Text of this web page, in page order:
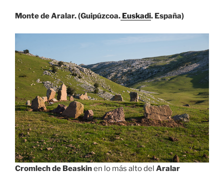
Monte de Aralar. (Guipúzcoa. Euskadi. España)
Cromlech de Beaskinen lo más alto del Aralar